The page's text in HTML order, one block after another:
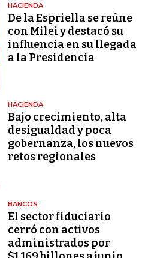
HACIENDA
De la Espriella se reúne
con Milei y destacó su
influencia en su llegada
a la Presidencia
HACIENDA
Bajo crecimiento, alta
desigualdad y poca
gobernanza, los nuevos
retos regionales
BANCOS
El sector fiduciario
cerró con activos
administrados por